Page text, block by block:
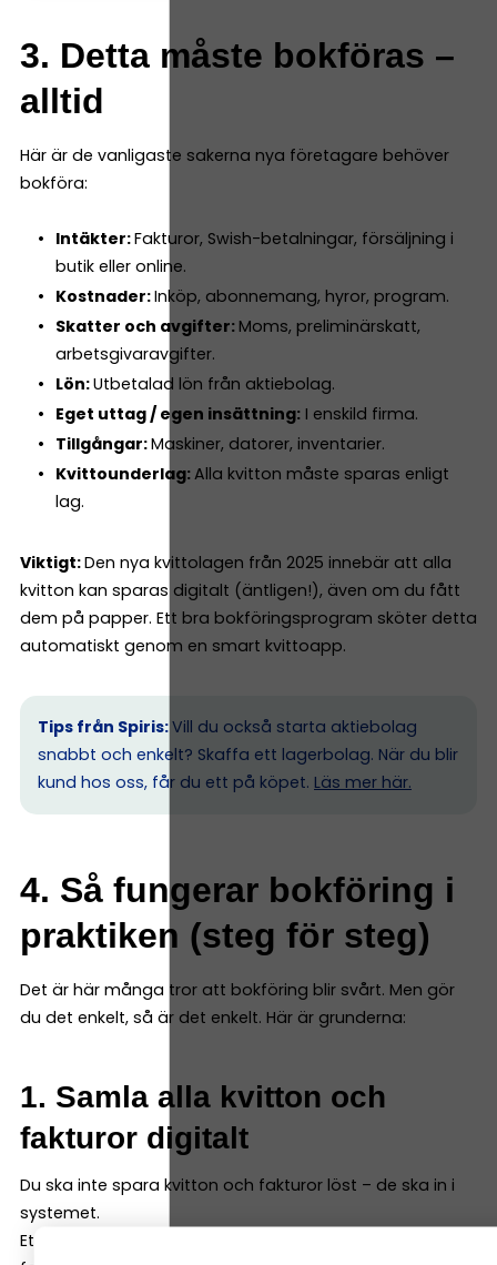
3. Detta måste bokföras –
alltid
Här är de vanligaste sakerna nya företagare behöver
bokföra:
Intäkter:Fakturor, Swish-betalningar, försäljning i
butik eller online.
Kostnader:Inköp, abonnemang, hyror, program.
Skatter och avgifter: Moms, preliminärskatt,
arbetsgivaravgifter.
Lön:Utbetalad lön från aktiebolag.
Eget uttag / egen insättning:I enskild firma.
Tillgångar:Maskiner, datorer, inventarier.
Kvittounderlag:Alla kvitton måste sparas enligt
lag.
Viktigt:Den nya kvittolagen från 2025 innebär att alla
kvitton kan sparas digitalt (äntligen!), även om du fått
dem på papper. Ett bra bokföringsprogram sköter detta
automatiskt genom en smart kvittoapp.
Tips från Spiris:Vill du också starta aktiebolag
snabbt och enkelt? Skaffa ett lagerbolag. När du blir
kund hos oss, får du ett på köpet. Läs mer här.
4. Så fungerar bokföring i
praktiken (steg för steg)
Det är här många tror att bokföring blir svårt. Men gör
du det enkelt, så är det enkelt. Här är grunderna:
1. Samla alla kvitton och
fakturor digitalt
Du ska inte spara kvitton och fakturor löst – de ska in i
systemet.
Ett bra bokföringsprogram kan både ta emot digitala